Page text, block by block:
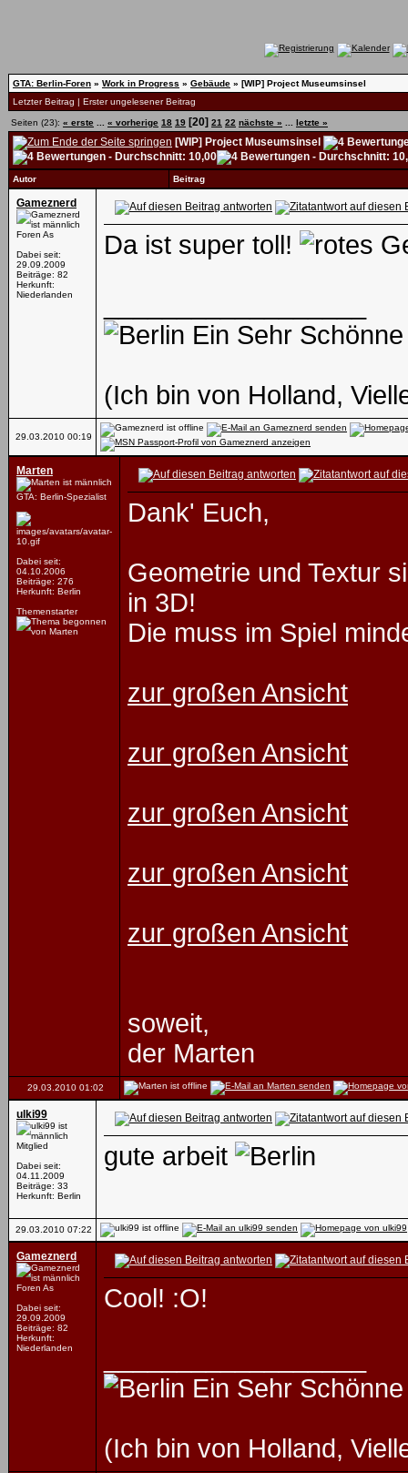
GTA: Berlin-Foren » Work in Progress » Gebäude » [WIP] Project Museumsinsel
Letzter Beitrag | Erster ungelesener Beitrag
Seiten (23): « erste « vorherige 18 19 [20] 21 22 nächste » letzte »
[WIP] Project Museumsinsel
Autor Beitrag
Gameznerd
Foren As
Dabei seit:
29.09.2009
Beiträge: 82
Herkunft:
Niederlanden
Da ist super toll!
Ein Sehr
(Ich bin von Holland,
29.03.2010 00:19
Marten
GTA: Berlin-Spezialist
Dabei seit:
04.10.2006
Beiträge: 276
Herkunft: Berlin
Themenstarter
Dank' Euch,
Geometrie und Textur
in 3D!
Die muss im Spiel
zur großen Ansicht
zur großen Ansicht
zur großen Ansicht
zur großen Ansicht
zur großen Ansicht
soweit,
der Marten
29.03.2010 01:02
ulki99
Mitglied
Dabei seit:
04.11.2009
Beiträge: 33
Herkunft: Berlin
gute arbeit
29.03.2010 07:22
Gameznerd
Foren As
Dabei seit:
29.09.2009
Beiträge: 82
Herkunft:
Niederlanden
Cool! :O!
Ein Sehr
(Ich bin von Holland,